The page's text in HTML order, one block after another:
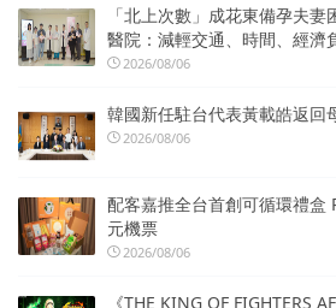
「北上次數」成花東備孕夫
醫院：減輕交通、時間、經濟
2026/08/06
韓國新任駐台代表黃載皓返回
2026/08/06
配客嘉推全台首創可循環禮盒
元機票
2026/08/06
《THE KING OF FIGHTERS